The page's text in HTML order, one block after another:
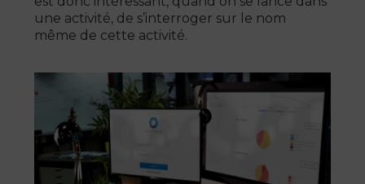
une activité, de s’interroger sur le nom
même de cette activité.